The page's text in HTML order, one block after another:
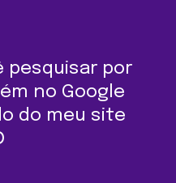
pesquisar por
no Google
do meu site